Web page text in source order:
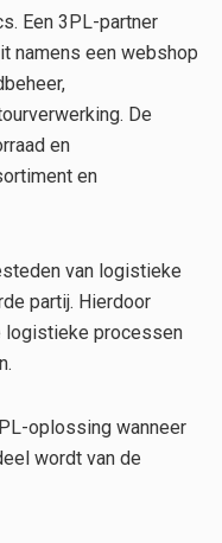
Een 3PL-partner
namens een webshop
De
en
en
van logistieke
partij. Hierdoor
logistieke processen
oplossing wanneer
wordt van de